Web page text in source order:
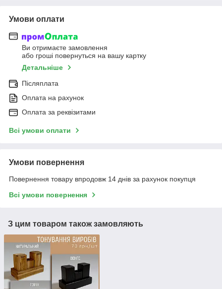
Умови оплати
Ви отримаєте замовлення
або гроші повернуться на вашу картку
Детальніше
Післяплата
Оплата на рахунок
Оплата за реквізитами
Всі умови оплати
Умови повернення
Повернення товару впродовж 14 днів за рахунок покупця
Всі умови повернення
З цим товаром також замовляють